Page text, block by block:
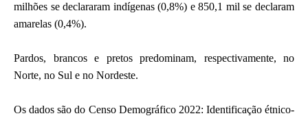
milhões se declararam indígenas (0,8%) e 850,1 mil se declaram
amarelas (0,4%).
Pardos, brancos e pretos predominam, respectivamente, no
Norte, no Sul e no Nordeste.
Os dados são do Censo Demográfico 2022: Identificação étnico-